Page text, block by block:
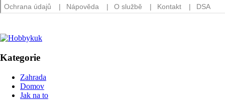
Kategorie
Zahrada
Domov
Jak na to